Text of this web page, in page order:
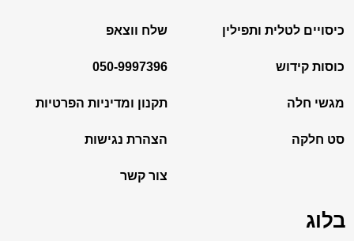
כיסויים לטלית ותפילין
כוסות קידוש
מגשי חלה
סט חלקה
שלח ווצאפ
050-9997396
תקנון ומדיניות הפרטיות
הצהרת נגישות
צור קשר
בלוג